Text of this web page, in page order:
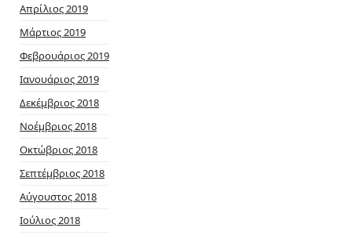
Απρίλιος 2019
Μάρτιος 2019
Φεβρουάριος 2019
Ιανουάριος 2019
Δεκέμβριος 2018
Νοέμβριος 2018
Οκτώβριος 2018
Σεπτέμβριος 2018
Αύγουστος 2018
Ιούλιος 2018